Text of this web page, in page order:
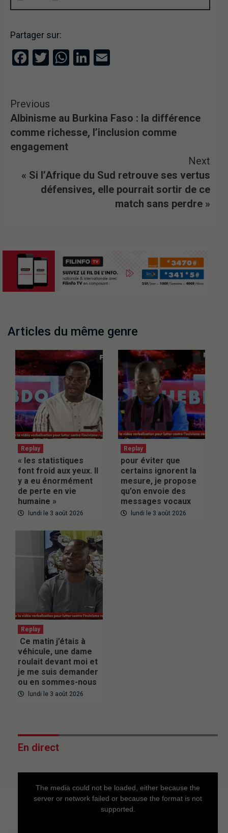
Partager sur:
Facebook
TwitterWhatsApp
LinkedIn
Previous
Albinisme au Burkina Faso : la différence
comme richesse, l’inclusion comme
engagement
Next
« Si l’Afrique du Sud retrouve ses vertus
défensives, elle pourrait sortir de ce
match sans perdre »
Articles du même genre
Replay
« les statistiques
font froid aux yeux. Il
y a eu énormément
de perte en vie
humaine »
lundi le 3 août 2026
Replay
pour éviter que
certains ignorent la
mesure, je propose
qu’on envoie des
messages vocaux
lundi le 3 août 2026
Replay
Ce matin j’étais à
véhicule, une dame
roulait devant moi et
je me suis demander
ou en sommes-nous
lundi le 3 août 2026
En direct
The media could not be loaded, either because the
server or network failed or because the format is not
supported.